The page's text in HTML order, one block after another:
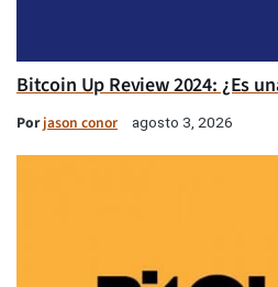
Bitcoin Up Review 2024: ¿Es
Porjason conor agosto 3, 2026